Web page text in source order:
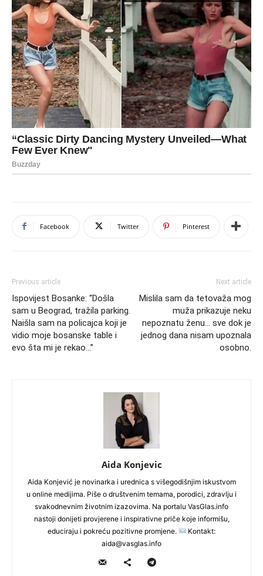
Facebook Twitter Pinterest
Previous article
Ispovijest Bosanke: “Došla
sam u Beograd, tražila parking.
Naišla sam na policajca koji je
vidio moje bosanske table i
evo šta mi je rekao…”
Next article
Mislila sam da tetovaža mog
muža prikazuje neku
nepoznatu ženu… sve dok je
jednog dana nisam upoznala
osobno.
Aida Konjevic
Aida Konjević je novinarka i urednica s višegodišnjim iskustvom
u online medijima. Piše o društvenim temama, porodici, zdravlju i
svakodnevnim životnim izazovima. Na portalu VasGlas.info
nastoji donijeti provjerene i inspirativne priče koje informišu,
educiraju i pokreću pozitivne promjene.
Kontakt:
aida@vasglas.info